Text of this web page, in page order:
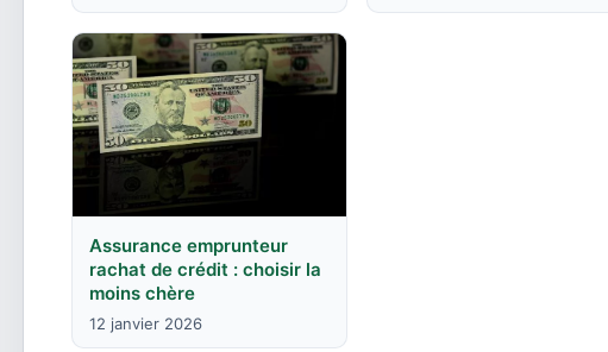
Assurance emprunteur
rachat de crédit : choisir la
moins chère
12 janvier 2026